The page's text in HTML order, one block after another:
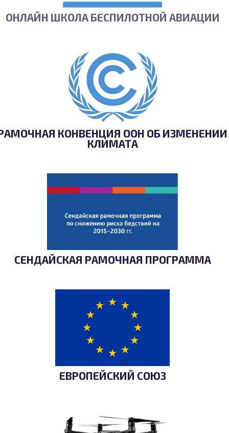
ОНЛАЙН ШКОЛА БЕСПИЛОТНОЙ АВИАЦИИ
КОНВЕНЦИЯ ООН ОБ ИЗМЕНЕНИИ
КЛИМАТА
СЕНДАЙСКАЯ РАМОЧНАЯ ПРОГРАММА
ЕВРОПЕЙСКИЙ СОЮЗ